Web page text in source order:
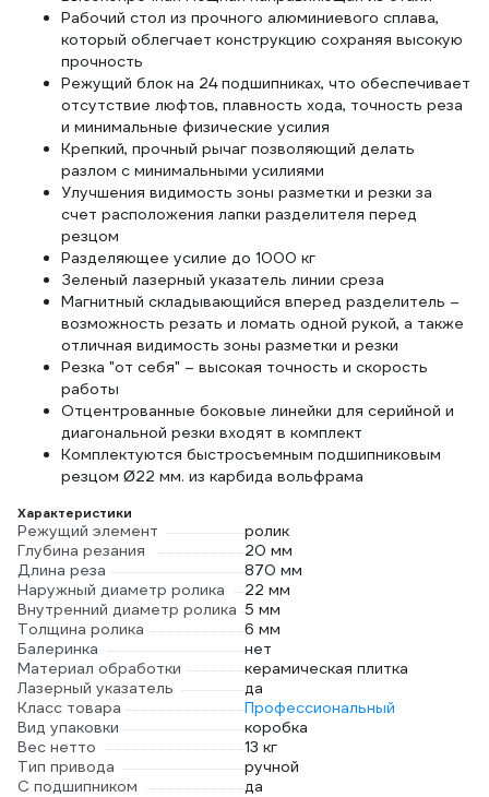
Рабочий стол из прочного алюминиевого сплава,
который облегчает конструкцию сохраняя высокую
прочность
Режущий блок на 24 подшипниках, что обеспечивает
отсутствие люфтов, плавность хода, точность реза
и минимальные физические усилия
Крепкий, прочный рычаг позволяющий делать
разлом с минимальными усилиями
Улучшения видимость зоны разметки и резки за
счет расположения лапки разделителя перед
резцом
Разделяющее усилие до 1000 кг
Зеленый лазерный указатель линии среза
Магнитный складывающийся вперед разделитель –
возможность резать и ломать одной рукой, а также
отличная видимость зоны разметки и резки
Резка "от себя" – высокая точность и скорость
работы
Отцентрованные боковые линейки для серийной и
диагональной резки входят в комплект
Комплектуются быстросъемным подшипниковым
резцом Ø22 мм. из карбида вольфрама
Характеристики
Режущий элемент
ролик
Глубина резания
20 мм
Длина реза
870 мм
Наружный диаметр ролика
22 мм
Внутренний диаметр ролика 5 мм
Толщина ролика
6 мм
Балеринка
нет
Материал обработки
керамическая плитка
Лазерный указатель
да
Класс товара
Профессиональный
Вид упаковки
коробка
Вес нетто
13 кг
Тип привода
ручной
С подшипником
да